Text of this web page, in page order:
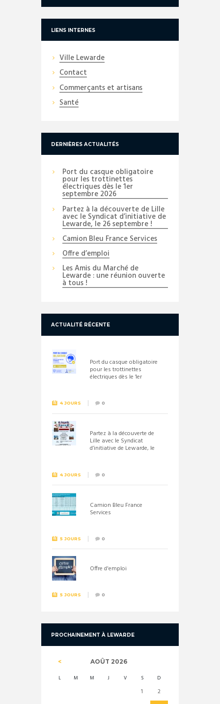
LIENS INTERNES
Ville Lewarde
Contact
Commerçants et artisans
Santé
DERNIÈRES ACTUALITÉS
Port du casque obligatoire
pour les trottinettes
électriques dès le 1er
septembre 2026
Partez à la découverte de Lille
avec le Syndicat d’initiative de
Lewarde, le 26 septembre !
Camion Bleu France Services
Offre d’emploi
Les Amis du Marché de
Lewarde : une réunion ouverte
à tous !
ACTUALITÉ RÉCENTE
Port du casque obligatoire
pour les trottinettes
électriques dès le 1er
4 JOURS 0
Partez à la découverte de
Lille avec le Syndicat
d’initiative de Lewarde, le
4 JOURS 0
Camion Bleu France
Services
5 JOURS 0
Offre d'emploi
5 JOURS 0
PROCHAINEMENT À LEWARDE
AOÛT 2026
L M M J V S D
1 2